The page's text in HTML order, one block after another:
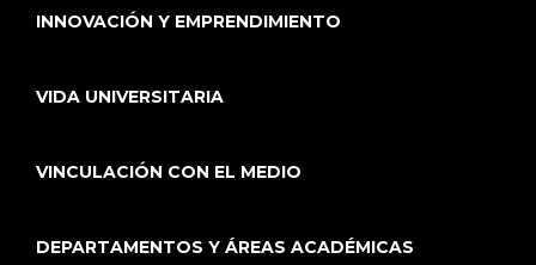
INNOVACIÓN Y EMPRENDIMIENTO
VIDA UNIVERSITARIA
VINCULACIÓN CON EL MEDIO
DEPARTAMENTOS Y ÁREAS ACADÉMICAS